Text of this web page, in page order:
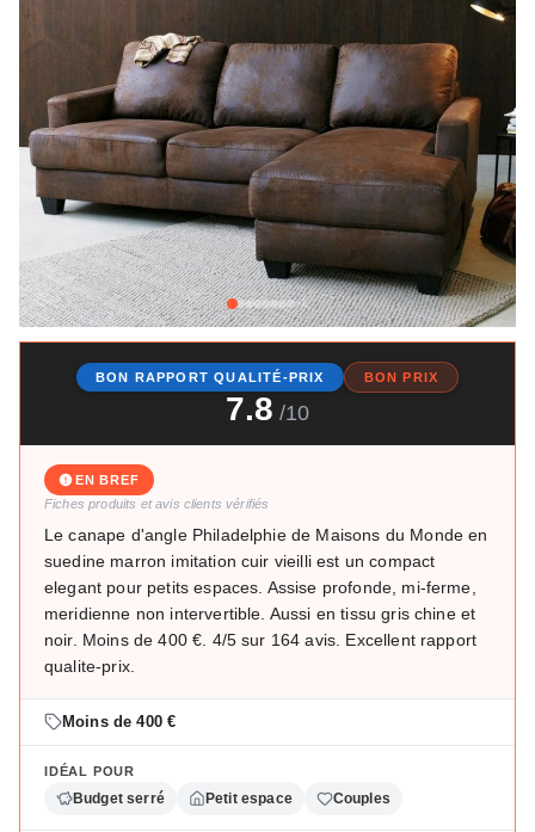
+1
BON RAPPORT QUALITÉ-PRIX BON PRIX
7.8 /10
EN BREF
Fiches produits et avis clients vérifiés
Le canape d'angle Philadelphie de Maisons du Monde en
suedine marron imitation cuir vieilli est un compact
elegant pour petits espaces. Assise profonde, mi-ferme,
meridienne non intervertible. Aussi en tissu gris chine et
noir. Moins de 400 €. 4/5 sur 164 avis. Excellent rapport
qualite-prix.
Moins de 400 €
IDÉAL POUR
Budget serré Petit espace Couples